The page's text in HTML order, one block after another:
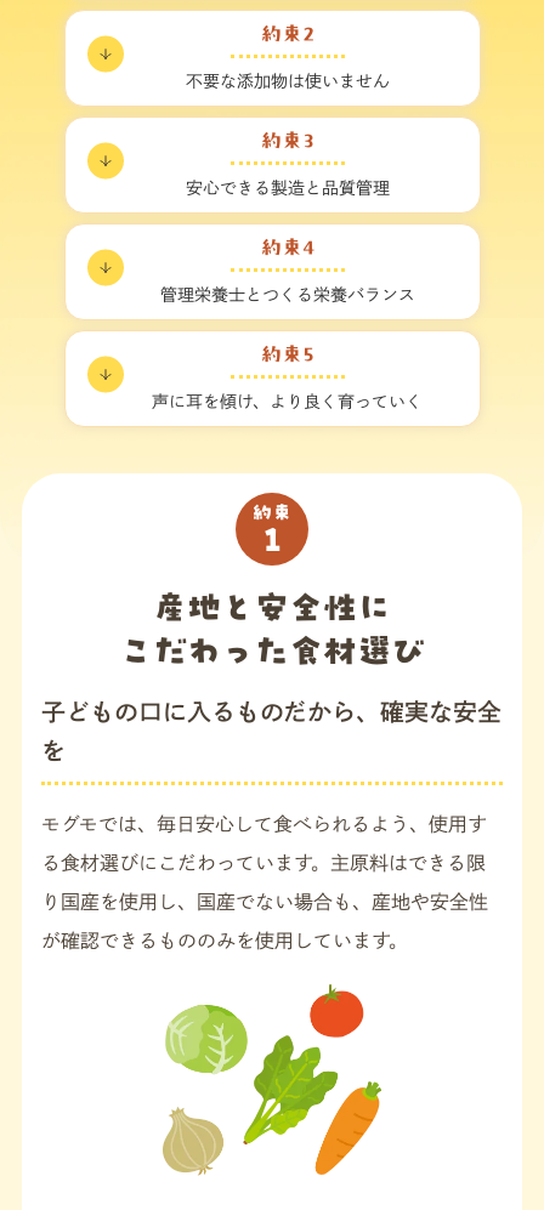
約束2
不要な添加物は使いません
約束3
安心できる製造と 品質管理
約束4
管理栄養士とつくる 栄養バランス
約束5
声に耳を傾け、 より良く育っていく
約束
1
産地と安全性に
こだわった食材選び
子どもの口に入るものだから、確実な安全
を
モグモでは、毎日安心して食べられるよう、使用す
る食材選びにこだわっています。主原料はできる限
り国産を使用し、国産でない場合も、産地や安全性
が確認できるもののみを使用しています。